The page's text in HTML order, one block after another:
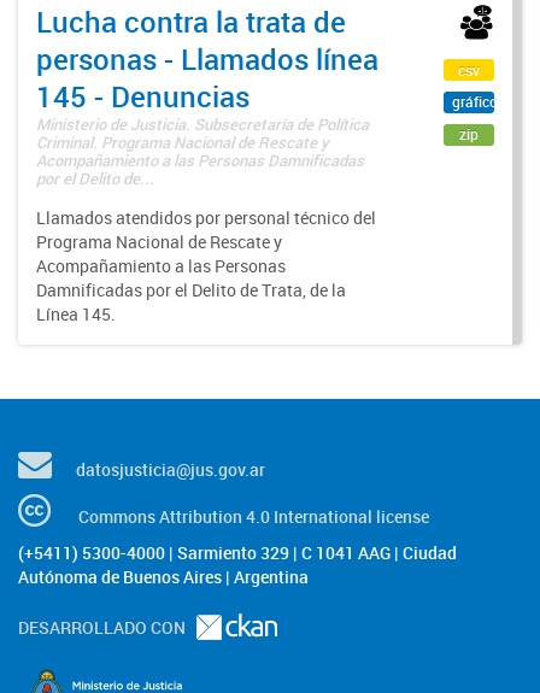
Lucha contra la trata de
personas - Llamados línea
145 - Denuncias
Ministerio de Justicia. Subsecretaría de Política
Criminal. Programa Nacional de Rescate y
Acompañamiento a las Personas Damnificadas
por el Delito de...
Llamados atendidos por personal técnico del
Programa Nacional de Rescate y
Acompañamiento a las Personas
Damnificadas por el Delito de Trata, de la
Línea 145.
csv
gráfico
zip
datosjusticia@jus.gov.ar
Commons Attribution 4.0 International license
(+5411) 5300-4000 | Sarmiento 329 | C 1041 AAG | Ciudad
Autónoma de Buenos Aires | Argentina
DESARROLLADO CON